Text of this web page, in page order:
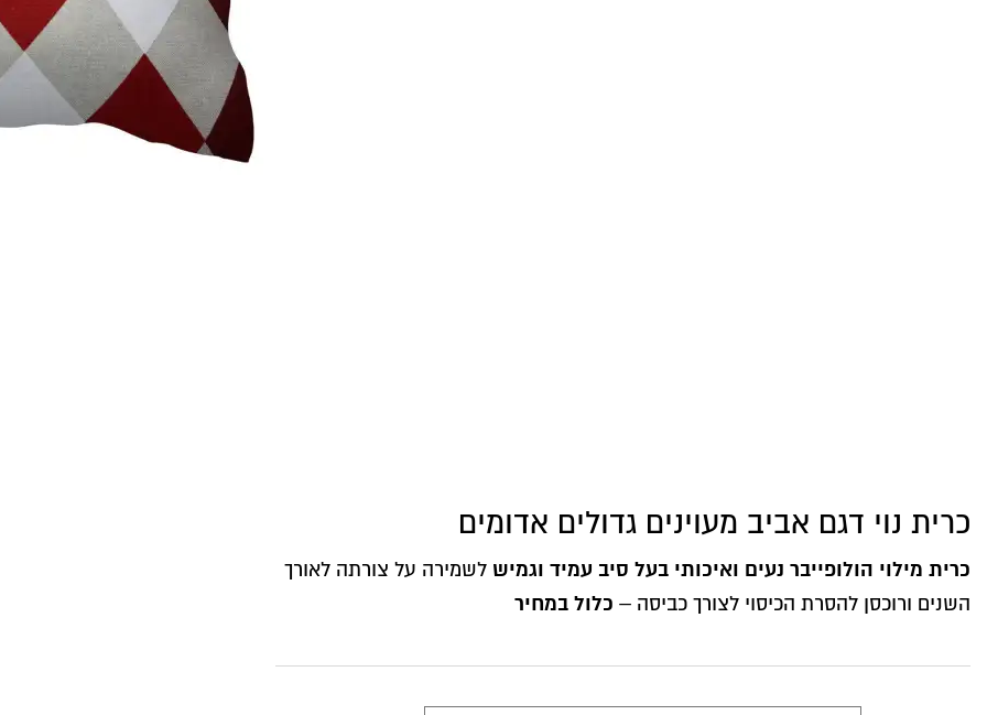
כרית נוי דגם אביב מעוינים גדולים אדומים
כרית מילוי הולופייבר נעים ואיכותי בעל סיב עמיד וגמיש לשמירה על צורתה לאורך
השנים ורוכסן להסרת הכיסוי לצורך כביסה – כלול במחיר